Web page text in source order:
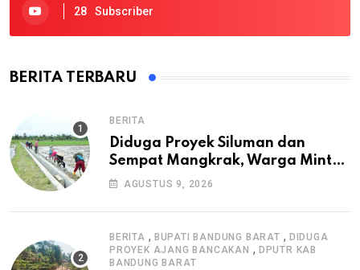
28 Subscriber
BERITA TERBARU
BERITA
Diduga Proyek Siluman dan
Sempat Mangkrak, Warga Minta
APH Usut Tuntas Pembangunan
AGUSTUS 9, 2026
BERITA , BUPATI BANDUNG BARAT , DIDUGA
PROYEK AJANG BANCAKAN , DPUTR KAB
BANDUNG BARAT